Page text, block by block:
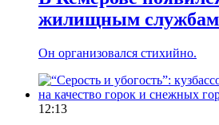
жилищным службам
Он организовался стихийно.
12:13